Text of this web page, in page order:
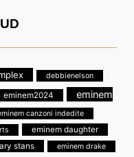
debbienelson
eminem2024
eminem
canzoni indedite
eminem daughter
stans eminem drake